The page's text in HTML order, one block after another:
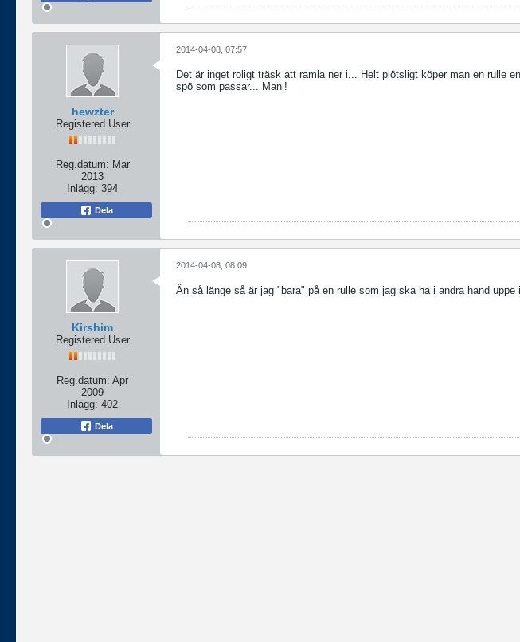
hewzter
Registered User
Reg.datum: Mar
2013
Inlägg: 394
Dela
2014-04-08, 07:57
Det är inget roligt träsk att ramla ner i... Helt plötsligt köper man en rulle
spö som passar... Mani!
Kirshim
Registered User
Reg.datum: Apr
2009
Inlägg: 402
Dela
2014-04-08, 08:09
Än så länge så är jag "bara" på en rulle som jag ska ha i andra hand